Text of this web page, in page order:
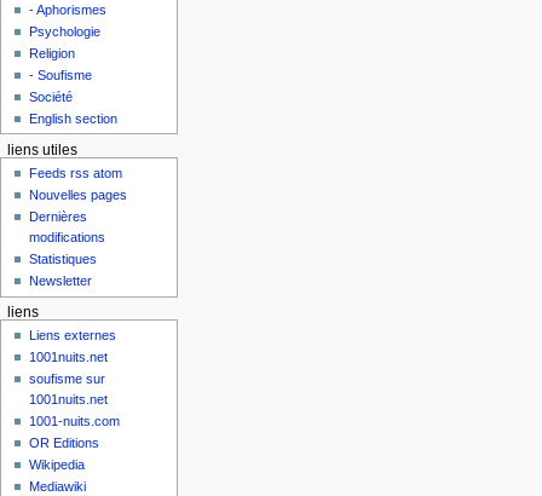
- Aphorismes
Psychologie
Religion
- Soufisme
Société
English section
liens utiles
Feeds rss atom
Nouvelles pages
Dernières
modifications
Statistiques
Newsletter
liens
Liens externes
1001nuits.net
soufisme sur
1001nuits.net
1001-nuits.com
OR Editions
Wikipedia
Mediawiki